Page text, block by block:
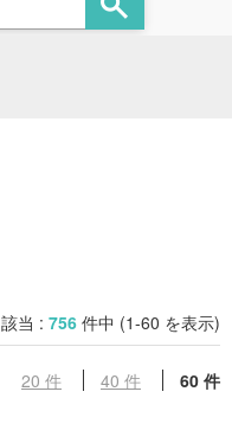
該当 : 756 件中 (1-60 を表示)
20 件 40 件 60 件